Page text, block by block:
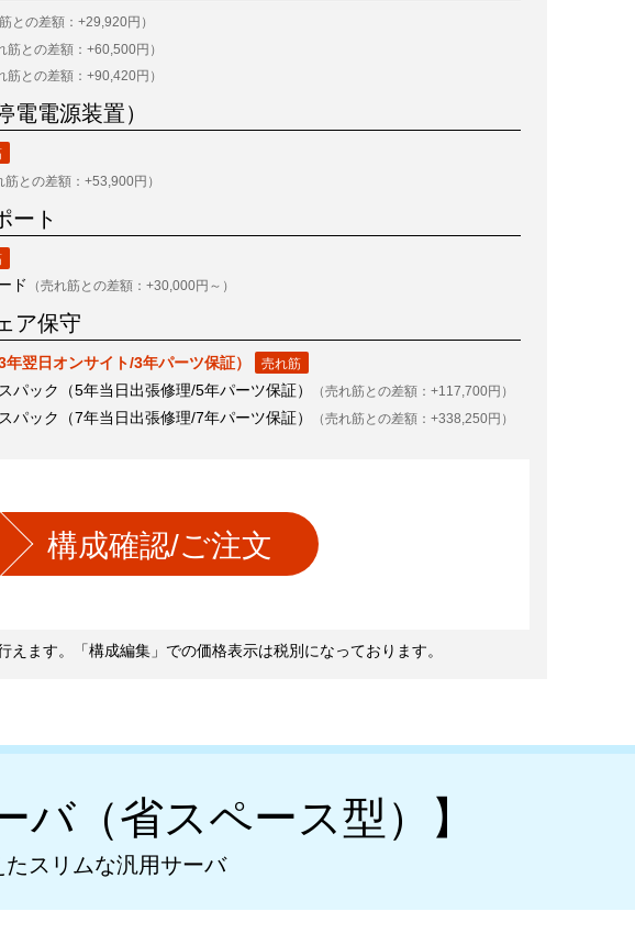
筋との差額：+29,920円）
筋との差額：+60,500円）
筋との差額：+90,420円）
電電源装置）
筋との差額：+53,900円）
ート
ド
（売れ筋との差額：+30,000円～）
ア保守
翌日オンサイト/3年パーツ保証）
パック（5年当日出張修理/5年パーツ保証）
（売れ筋との差額：+117,700円）
パック（7年当日出張修理/7年パーツ保証） （売れ筋との差額：+338,250円）
構成確認/ご注文
ます。「構成編集」での価格表示は税別になっております。
バ（省スペース型）】
スリムな汎用サーバ